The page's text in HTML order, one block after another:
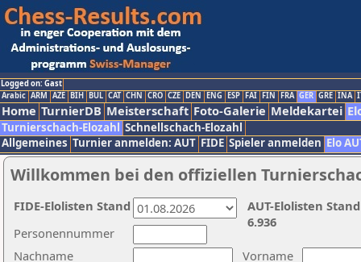
Logged on: Gast
Arabic ARM AZE BIH BUL CAT CHN CRO CZE DEN ENG ESP FAI FIN FRA GER GRE INA
Home TurnierDB Meisterschaft Foto-Galerie Meldekartei
Turnierschach-Elozahl Schnellschach-Elozahl
Allgemeines Turnier anmelden: AUT FIDE Spieler anmelden Elo
Willkommen bei den offiziellen
Nachname
Vorname
Personennummer
AUT-Elolisten
6.936
FIDE-Elolisten Stand